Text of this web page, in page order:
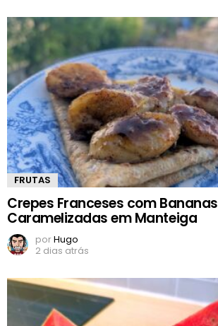
FRUTAS
Crepes Franceses com Bananas
Caramelizadas em Manteiga
porHugo
2 dias atrás